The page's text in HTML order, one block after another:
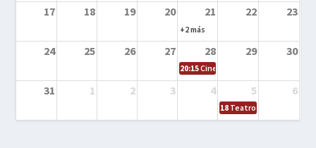
17 18 19 20 21 22 23
+2 más
24 25 26 27 28 29 30
20:15Cine en el calle – Tintín y el
31 1 2 3 4 5 6
18 Teatro – Tres